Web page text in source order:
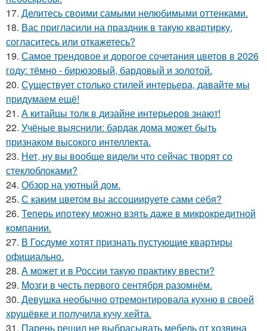
17. Делитесь своими самыми нелюбимыми оттенками.
18. Вас пригласили на праздник в такую квартирку,
согласитесь или откажетесь?
19. Самое трендовое и дорогое сочетания цветов в 2026
году: тёмно - бирюзовый, бардовый и золотой.
20. Существует столько стилей интерьера, давайте мы
придумаем ещё!
21. А китайцы толк в дизайне интерьеров знают!
22. Учёные выяснили: бардак дома может быть
признаком высокого интеллекта.
23. Нет, ну вы вообще видели что сейчас творят со
стеклоблоками?
24. Обзор на уютный дом.
25. С каким цветом вы ассоциируете сами себя?
26. Теперь ипотеку можно взять даже в микрокредитной
компании.
27. В Госдуме хотят признать пустующие квартиры
официально.
28. А может и в России такую практику ввести?
29. Мозги в честь первого сентября разомнём.
30. Девушка необычно отремонтировала кухню в своей
хрущёвке и получила кучу хейта.
31. Парень решил не выбрасывать мебель от хозяина